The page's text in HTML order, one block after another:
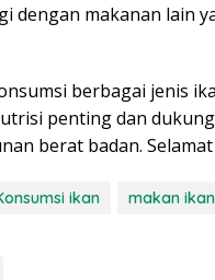
dengan makanan lain
berbagai jenis
penting dan
berat badan.
ikan makan ikan